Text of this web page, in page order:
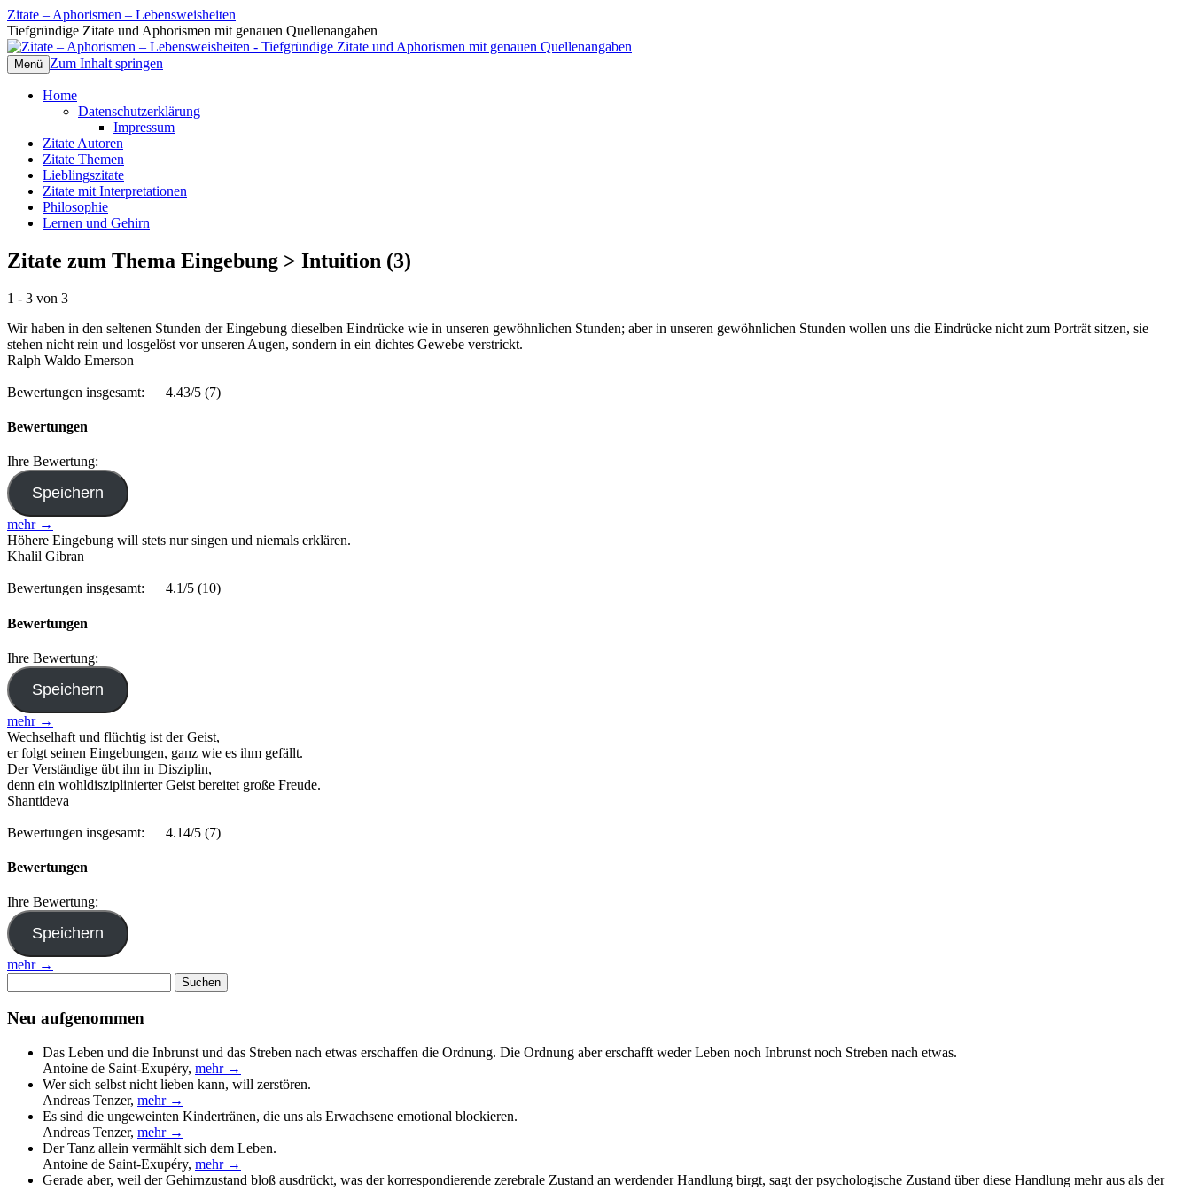
Zitate – Aphorismen – Lebensweisheiten
Tiefgründige Zitate und Aphorismen mit genauen Quellenangaben
Menü Zum Inhalt springen
Home
Datenschutzerklärung
Impressum
Zitate Autoren
Zitate Themen
Lieblingszitate
Zitate mit Interpretationen
Philosophie
Lernen und Gehirn
Zitate zum Thema Eingebung > Intuition (3)
1 - 3 von 3
Wir haben in den seltenen Stunden der Eingebung dieselben Eindrücke wie in unseren gewöhnlichen Stunden; aber in unseren gewöhnlichen Stunden wollen uns die Eindrücke nicht zum Porträt sitzen, sie
stehen nicht rein und losgelöst vor unseren Augen, sondern in ein dichtes Gewebe verstrickt.
Ralph Waldo Emerson
Bewertungen insgesamt: 4.43/5 (7)
Bewertungen
Ihre Bewertung:
mehr →
Höhere Eingebung will stets nur singen und niemals erklären.
Khalil Gibran
Bewertungen insgesamt: 4.1/5 (10)
Bewertungen
Ihre Bewertung:
mehr →
Wechselhaft und flüchtig ist der Geist,
er folgt seinen Eingebungen, ganz wie es ihm gefällt.
Der Verständige übt ihn in Disziplin,
denn ein wohldisziplinierter Geist bereitet große Freude.
Shantideva
Bewertungen insgesamt: 4.14/5 (7)
Bewertungen
Ihre Bewertung:
mehr →
nach:
Neu aufgenommen
Das Leben und die Inbrunst und das Streben nach etwas erschaffen die Ordnung. Die Ordnung aber erschafft weder Leben noch Inbrunst noch Streben nach etwas.
Antoine de Saint-Exupéry, mehr →
Wer sich selbst nicht lieben kann, will zerstören.
Andreas Tenzer, mehr →
Es sind die ungeweinten Kindertränen, die uns als Erwachsene emotional blockieren.
Andreas Tenzer, mehr →
Der Tanz allein vermählt sich dem Leben.
Antoine de Saint-Exupéry, mehr →
Gerade aber, weil der Gehirnzustand bloß ausdrückt, was der korrespondierende zerebrale Zustand an werdender Handlung birgt, sagt der psychologische Zustand über diese Handlung mehr aus als der